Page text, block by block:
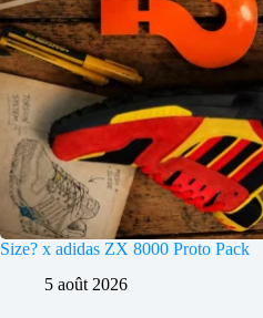
Size? x adidas ZX 8000 Proto Pack
5 août 2026